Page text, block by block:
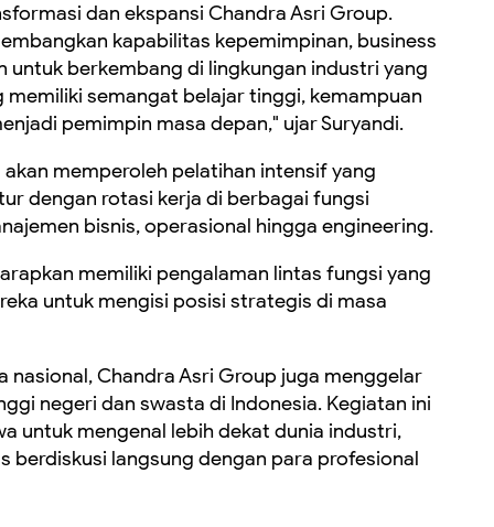
dan ekspansi Chandra Asri Group.
kapabilitas kepemimpinan, business
untuk berkembang di lingkungan industri yang
semangat belajar tinggi, kemampuan
pemimpin masa depan," ujar Suryandi.
memperoleh pelatihan intensif yang
dengan rotasi kerja di berbagai fungsi
bisnis, operasional hingga engineering.
memiliki pengalaman lintas fungsi yang
untuk mengisi posisi strategis di masa
nasional, Chandra Asri Group juga menggelar
negeri dan swasta di Indonesia. Kegiatan ini
untuk mengenal lebih dekat dunia industri,
berdiskusi langsung dengan para profesional